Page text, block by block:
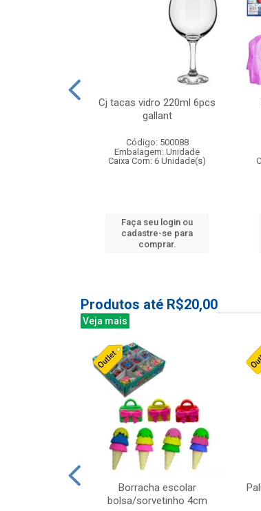
Cj tacas vidro 220ml 6pcs
gallant
Código: 500088
Embalagem: Unidade
Caixa Com: 6 Unidade(s)
Faça seu login ou
cadastre-se para
comprar.
Produtos até R$20,00
Veja mais
Borracha escolar
bolsa/sorvetinho 4cm